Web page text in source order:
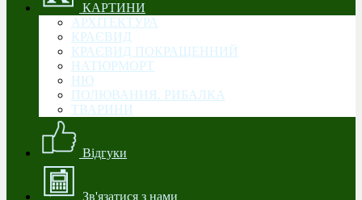
КАРТИНИ
АРХІТЕКТУРА
КРАЄВИД
КРАЄВИД ПОКРАЩЕННИЙ
НАТЮРМОРТ
НЮ
ПОЛЮВАННЯ. РИБАЛКА
ТВАРИНИ
Відгуки
Зв'язатися з нами